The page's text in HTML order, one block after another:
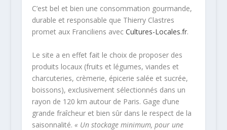
C’est bel et bien une consommation gourmande,
durable et responsable que Thierry Clastres
promet aux Franciliens avec Cultures-Locales.fr.
Le site a en effet fait le choix de proposer des
produits locaux (fruits et légumes, viandes et
charcuteries, crèmerie, épicerie salée et sucrée,
boissons), exclusivement sélectionnés dans un
rayon de 120 km autour de Paris. Gage d’une
grande fraîcheur et bien sûr dans le respect de la
saisonnalité. « Un stockage minimum, pour une